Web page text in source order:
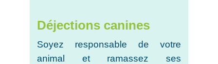
Déjections canines
Soyez responsable de votre
animal et ramassez ses